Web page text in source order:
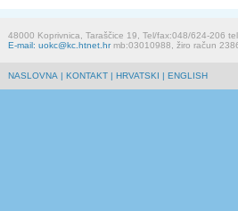
48000 Koprivnica, Taraščice 19, Tel/fax:048/624-206
E-mail: uokc@kc.htnet.hrmb:03010988, žiro račun
NASLOVNA | KONTAKT | HRVATSKI | ENGLISH